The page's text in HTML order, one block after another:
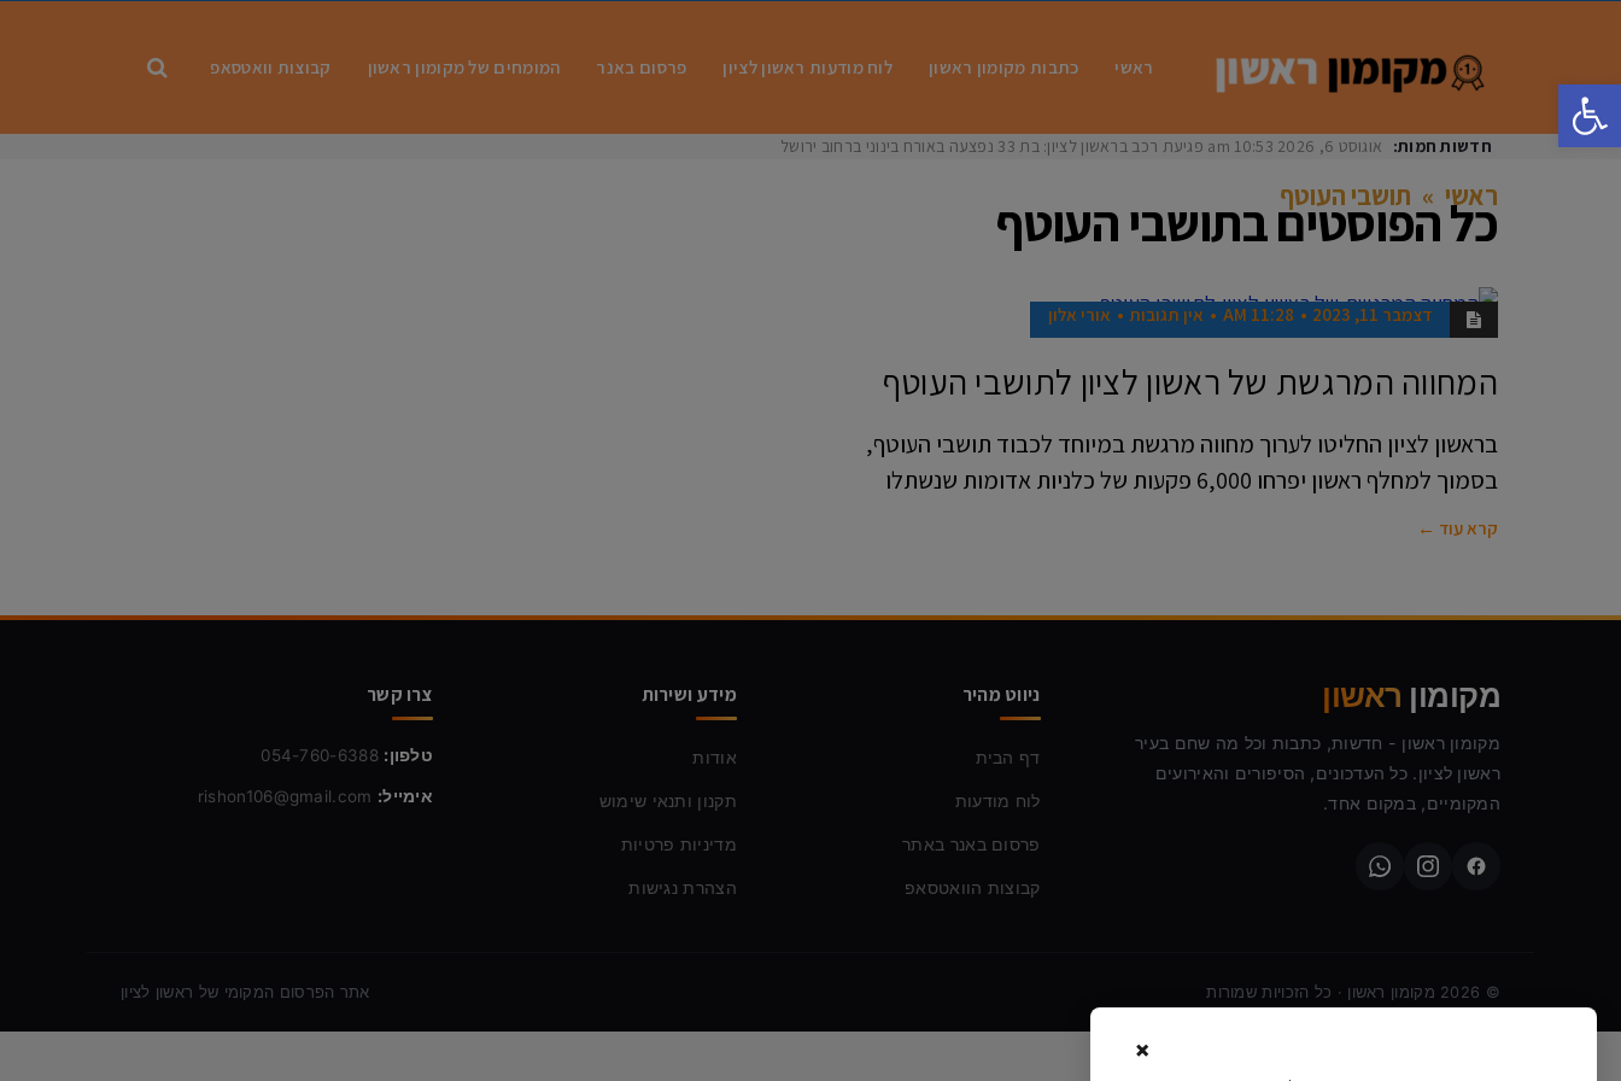
פתח סרגל נגישות
ראשי כתבות מקומון ראשון לוח מודעות ראשון לציון פרסום באנר המומחים של מקומון ראשון קבוצות וואטסאפ
חדשות חמות: אוגוסט 6, 2026 10:53 am פגיעת רכב בראשון לציון: בת 33 נפצעה באורח בינוני ברחוב ירושלים
ראשי » תושבי העוטף
כל הפוסטים בתושבי העוטף
אנשים
דצמבר 11, 2023 11:28 AM אין תגובות אורי אלון
המחווה המרגשת של ראשון לציון לתושבי העוטף
בראשון לציון החליטו לערוך מחווה מרגשת במיוחד לכבוד תושבי העוטף,
בסמוך למחלף ראשון יפרחו 6,000 פקעות של כלניות אדומות שנשתלו
קרא עוד ←
מקומון ראשון
מקומון ראשון - חדשות, כתבות וכל מה שחם בעיר
ראשון לציון. כל העדכונים, הסיפורים והאירועים
המקומיים, במקום אחד.
ניווט מהיר
דף הבית
לוח מודעות
פרסום באנר באתר
קבוצות הוואטסאפ
מידע ושירות
אודות
תקנון ותנאי שימוש
מדיניות פרטיות
הצהרת נגישות
צרו קשר
טלפון: 054-760-6388
אימייל: rishon106@gmail.com
©
2026 מקומון ראשון · כל הזכויות שמורות אתר הפרסום המקומי של ראשון לציון
×